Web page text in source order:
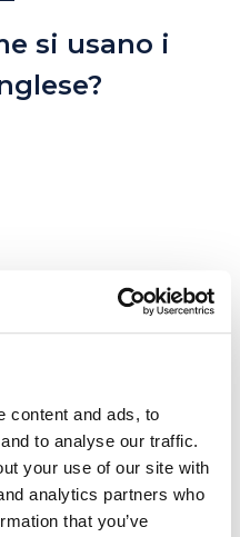
content and ads, to
to analyse our traffic.
your use of our site with
analytics partners who
that you’ve
si usano i